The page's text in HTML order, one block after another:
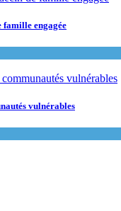
famille engagée
vulnérables